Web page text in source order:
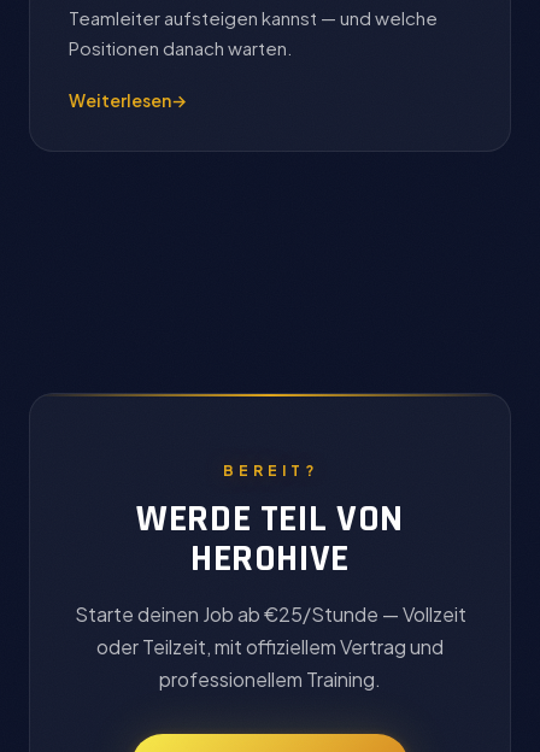
Teamleiter aufsteigen kannst — und welche
Positionen danach warten.
Weiterlesen→
BEREIT?
WERDE TEIL VON
HEROHIVE
Starte deinen Job ab €25/Stunde — Vollzeit
oder Teilzeit, mit offiziellem Vertrag und
professionellem Training.